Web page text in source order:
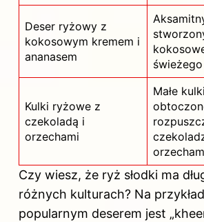
Deser ryżowy z
kokosowym kremem i
ananasem
Kulki ryżowe z
czekoladą i
orzechami
Małe
Czy wiesz, że ryż słodki ma
różnych kulturach? Na
popularnym deserem jest